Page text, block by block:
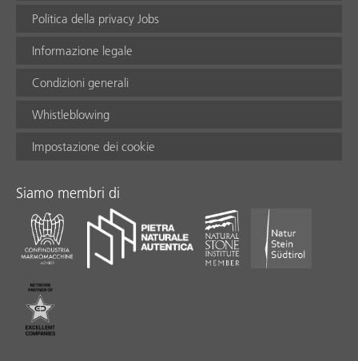
Politica della privacy Jobs
Informazione legale
Condizioni generali
Whistleblowing
Impostazione dei cookie
Siamo membri di